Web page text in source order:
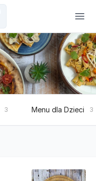
3 Menu dla Dzieci 3